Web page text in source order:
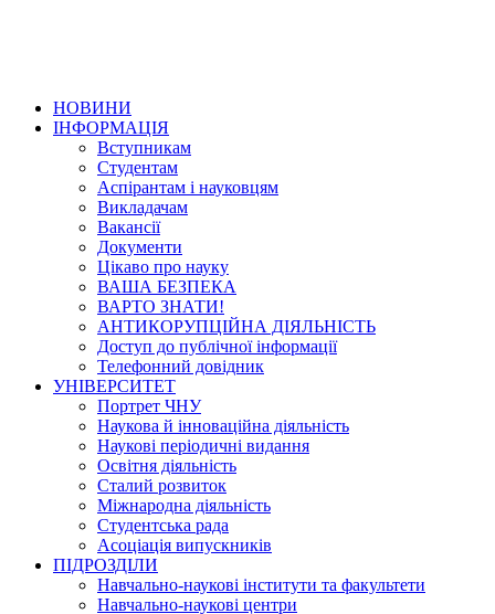
НОВИНИ
ІНФОРМАЦІЯ
Вступникам
Студентам
Аспірантам і науковцям
Викладачам
Вакансії
Документи
Цікаво про науку
ВАША БЕЗПЕКА
ВАРТО ЗНАТИ!
АНТИКОРУПЦІЙНА ДІЯЛЬНІСТЬ
Доступ до публічної інформації
Телефонний довідник
УНІВЕРСИТЕТ
Портрет ЧНУ
Наукова й інноваційна діяльність
Наукові періодичні видання
Освітня діяльність
Сталий розвиток
Міжнародна діяльність
Студентська рада
Асоціація випускників
ПІДРОЗДІЛИ
Навчально-наукові інститути та факультети
Навчально-наукові центри